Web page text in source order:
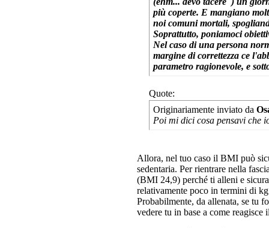
più coperte. E mangiano
noi comuni mortali,
Soprattutto, poniamoci
Nel caso di una persona
margine di correttezza ce
parametro ragionevole, e
Quote:
Originariamente inviato da
Poi mi dici cosa pensavi che
Allora, nel tuo caso il BMI può
sedentaria. Per rientrare nella
(BMI 24,9) perché ti alleni e
relativamente poco in termini di
Probabilmente, da allenata, se tu
vedere tu in base a come